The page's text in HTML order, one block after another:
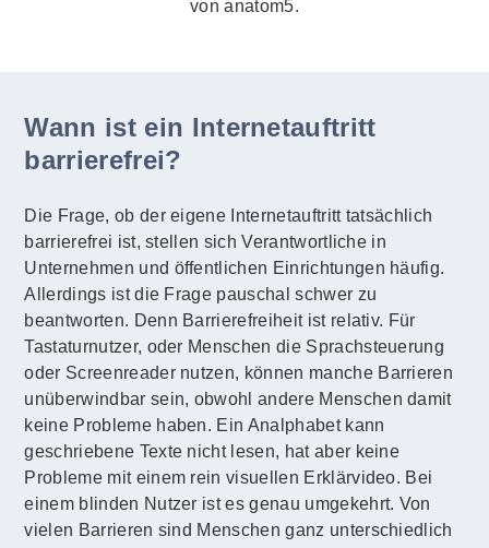
von anatom5.
Wann ist ein Internetauftritt
barrierefrei?
Die Frage, ob der eigene Internetauftritt tatsächlich
barrierefrei ist, stellen sich Verantwortliche in
Unternehmen und öffentlichen Einrichtungen häufig.
Allerdings ist die Frage pauschal schwer zu
beantworten. Denn Barrierefreiheit ist relativ. Für
Tastaturnutzer, oder Menschen die Sprachsteuerung
oder Screenreader nutzen, können manche Barrieren
unüberwindbar sein, obwohl andere Menschen damit
keine Probleme haben. Ein Analphabet kann
geschriebene Texte nicht lesen, hat aber keine
Probleme mit einem rein visuellen Erklärvideo. Bei
einem blinden Nutzer ist es genau umgekehrt. Von
vielen Barrieren sind Menschen ganz unterschiedlich